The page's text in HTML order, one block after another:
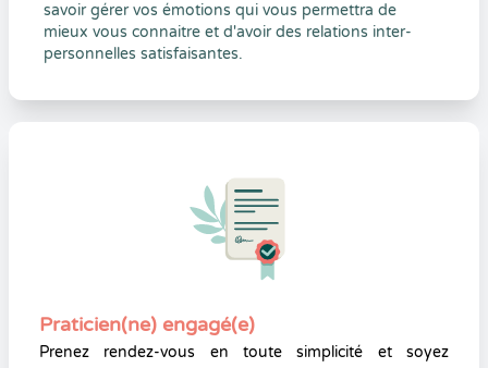
savoir gérer vos émotions qui vous permettra de
mieux vous connaitre et d'avoir des relations inter-
personnelles satisfaisantes.
Praticien(ne) engagé(e)
Prenez rendez-vous en toute simplicité et soyez